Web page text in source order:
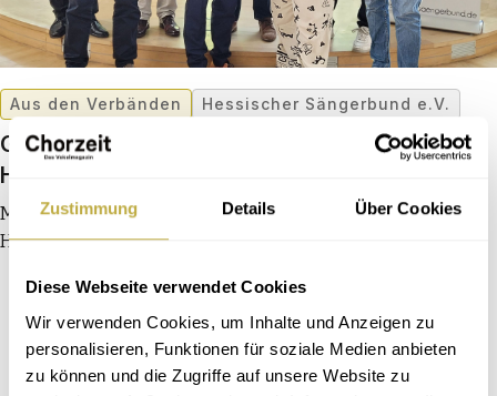
Zustimmung Details Über Cookies
Diese Webseite verwendet Cookies
Wir verwenden Cookies, um Inhalte und Anzeigen zu
personalisieren, Funktionen für soziale Medien anbieten
zu können und die Zugriffe auf unsere Website zu
Aus den Verbänden Hessischer Sängerbund e.V.
Generationswechsel an der Spitze des
Hessischen Sängerbund e.V.
Mit einem neuen Präsidium und klaren Zielen blickt der
HSB optimistisch in die Zukunft.